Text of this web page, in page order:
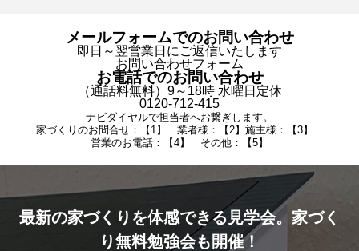
メールフォームでのお問い合わせ
即日～翌営業日にご返信いたします
お問い合わせフォーム
お電話でのお問い合わせ
（通話料無料）9～18時 水曜日定休
0120-712-415
ナビダイヤルで担当者へお繋ぎします。
家づくりのお問合せ：【1】 業者様：【2】施主様：【3】
営業のお電話：【4】 その他：【5】
最新の家づくりを体感できる見学会。家づく
り無料勉強会も開催！